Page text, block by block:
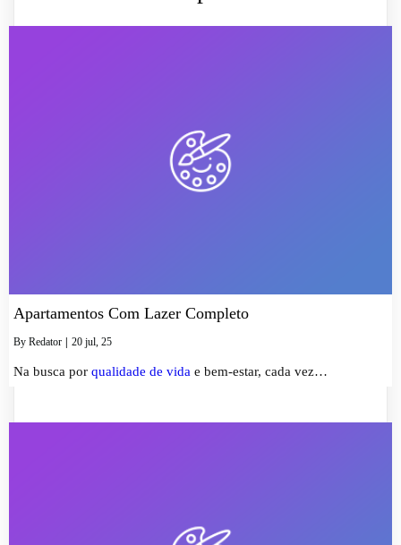
Apartamentos Com Lazer Completo
By Redator | 20 jul, 25
Na busca por qualidade de vida e bem-estar, cada vez…